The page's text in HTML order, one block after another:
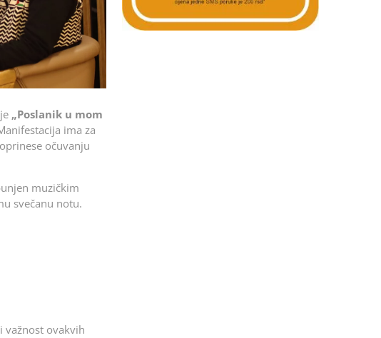
„Poslanik u mom
ima za
očuvanju
muzičkim
svečanu notu.
važnost ovakvih